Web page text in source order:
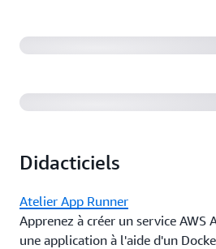
Didacticiels
Atelier App Runner
Apprenez à créer un service AWS
une application à l'aide d'un